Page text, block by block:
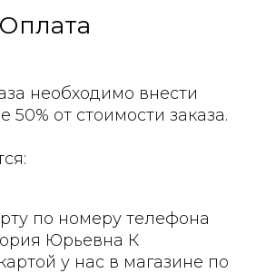
Оплата
необходимо внести
50% от стоимости заказа.
по номеру телефона
Юрьевна К
у нас в магазине по